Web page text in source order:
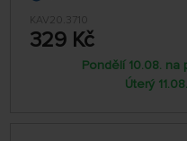
KAV20.3710
329 Kč
Pondělí 10.08.
Úterý